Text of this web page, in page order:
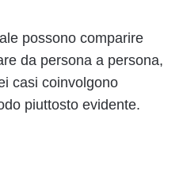
possono comparire
da persona a persona,
casi coinvolgono
piuttosto evidente.